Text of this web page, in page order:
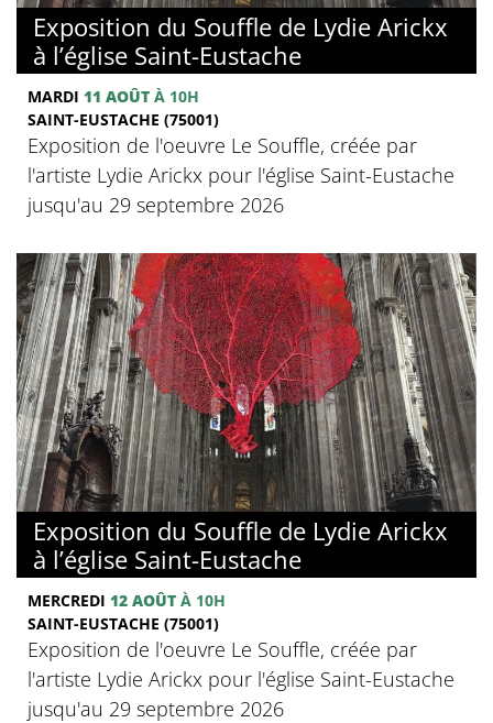
Exposition du Souffle de Lydie Arickx
à l’église Saint-Eustache
MARDI 11 AOÛT À 10H
SAINT-EUSTACHE (75001)
Exposition de l'oeuvre Le Souffle, créée par
l'artiste Lydie Arickx pour l'église Saint-Eustache
jusqu'au 29 septembre 2026
Exposition du Souffle de Lydie Arickx
à l’église Saint-Eustache
MERCREDI 12 AOÛT À 10H
SAINT-EUSTACHE (75001)
Exposition de l'oeuvre Le Souffle, créée par
l'artiste Lydie Arickx pour l'église Saint-Eustache
jusqu'au 29 septembre 2026